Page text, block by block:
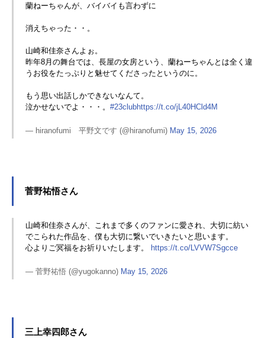
蘭ねーちゃんが、バイバイも言わずに
消えちゃった・・。
山崎和佳奈さんよぉ。
昨年8月の舞台では、長屋の女房という、蘭ねーちゃんとは全く違
うお役をたっぷりと魅せてくださったというのに。
もう思い出話しかできないなんて。
泣かせないでよ・・・。 #23clubhttps://t.co/jL40HCld4M
— hiranofumi 平野文です (@hiranofumi) May 15, 2026
菅野祐悟さん
山崎和佳奈さんが、これまで多くのファンに愛され、大切に紡い
でこられた作品を、僕も大切に繋いでいきたいと思います。
心よりご冥福をお祈りいたします。
https://t.co/LVVW7Sgcce
— 菅野祐悟 (@yugokanno) May 15, 2026
三上幸四郎さん